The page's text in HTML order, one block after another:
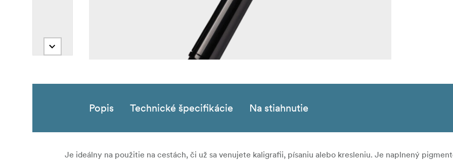
Popis Technické špecifikácie Na stiahnutie
Je ideálny na použitie na cestách, či už sa venujete kaligrafii, písaniu alebo kresleniu. Je naplnený